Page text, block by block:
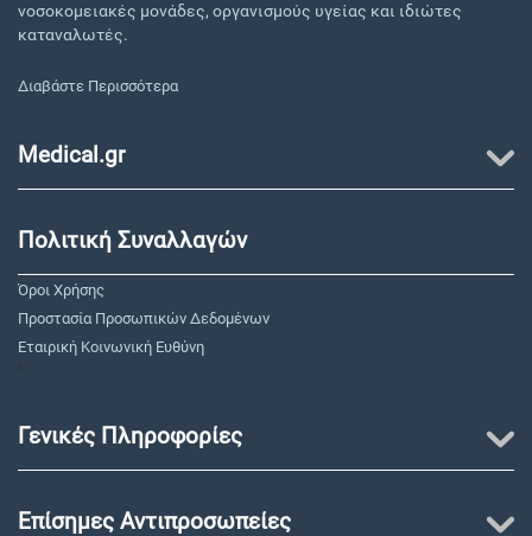
νοσοκομειακές μονάδες, οργανισμούς υγείας και ιδιώτες
καταναλωτές.
Διαβάστε Περισσότερα
Medical.gr
Πολιτική Συναλλαγών
Όροι Χρήσης
Προστασία Προσωπικών Δεδομένων
Εταιρική Κοινωνική Ευθύνη
"
Γενικές Πληροφορίες
Επίσημες Αντιπροσωπείες